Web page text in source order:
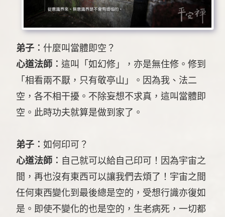
弟子︰ 什麼叫當體即空？
心道法師︰ 這叫「如幻修」，亦是無住修。修到
「相看兩不厭，只有敬亭山」。因為我、法二
空，各不相干擾。不除妄想不求真，這叫當體即
空。此時功夫就算是做到家了。
弟子︰ 如何印可？
心道法師︰ 自己就可以給自己印可！因為宇宙之
間，再也沒有東西可以讓我們去煩了！宇宙之間
任何東西變化到最後總是空的，受想行識亦復如
是。即使不變化的也是空的，生老病死，一切都